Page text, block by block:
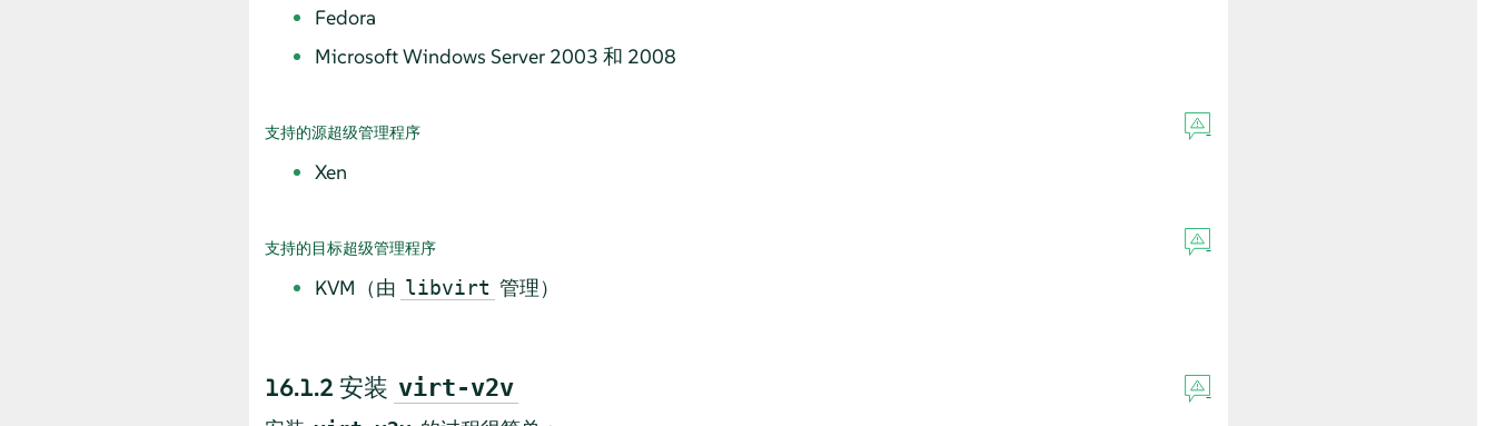
Fedora
Microsoft Windows Server 2003 和 2008
支持的源超级管理程序
Xen
支持的目标超级管理程序
KVM（由 libvirt 管理）
16.1.2 安装 virt-v2v